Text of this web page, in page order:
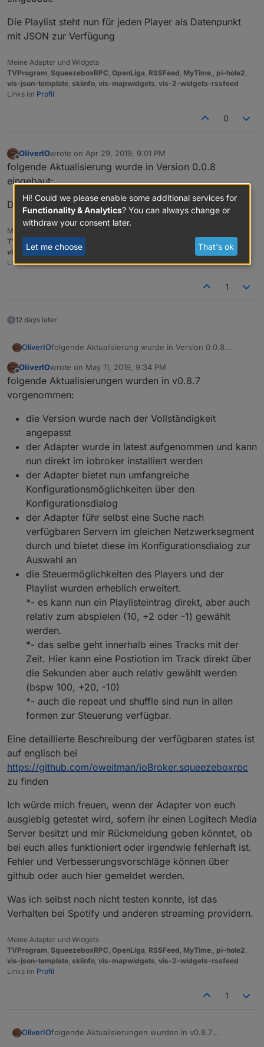
Die Playlist steht nun für jeden Player als Datenpunkt
mit JSON zur Verfügung
Meine Adapter und Widgets
TVProgram, SqueezeboxRPC, OpenLiga, RSSFeed, MyTime,, pi-hole2,
vis-json-template, skiinfo, vis-mapwidgets, vis-2-widgets-rssfeed
Links im Profil
0
Offline
OliverIOwrote on Apr 29, 2019, 9:01 PM
last edited by
folgende Aktualisierung wurde in Version 0.0.8
eingebaut:
Die Playlist als JSON-String hat nun mehr Attribute.
Meine Adapter und Widgets
TVProgram
MyTime pi-hole2
vis-json-template,skiinfo
vis-2-widgets-rssfeed
Links imProfil
1
12 days later
OliverIOfolgende Aktualisierung wurde in Version 0.0.8
Die Playlist als JSON-String hat nun mehr Attribute.
Offline
OliverIOwrote on May 11, 2019, 9:34 PM
last edited by
folgende Aktualisierungen wurden in v0.8.7
vorgenommen:
die Version wurde nach der Vollständigkeit
angepasst
der Adapter wurde in latest aufgenommen und kann
nun direkt im iobroker installiert werden
der Adapter bietet nun umfangreiche
Konfigurationsmöglichkeiten über den
Konfigurationsdialog
der Adapter führ selbst eine Suche nach
verfügbaren Servern im gleichen Netzwerksegment
durch und bietet diese im Konfigurationsdialog zur
Auswahl an
die Steuermöglichkeiten des Players und der
Playlist wurden erheblich erweitert.
*- es kann nun ein Playlisteintrag direkt, aber auch
relativ zum abspielen (10, +2 oder -1) gewählt
werden.
*- das selbe geht innerhalb eines Tracks mit der
Zeit. Hier kann eine Postiotion im Track direkt über
die Sekunden aber auch relativ gewählt werden
(bspw 100, +20, -10)
*- auch die repeat und shuffle sind nun in allen
formen zur Steuerung verfügbar.
Eine detaillierte Beschreibung der verfügbaren states ist
auf englisch bei
https://github.com/oweitman/ioBroker.squeezeboxrpc
zu finden
Ich würde mich freuen, wenn der Adapter von euch
ausgiebig getestet wird, sofern ihr einen Logitech Media
Server besitzt und mir Rückmeldung geben könntet, ob
bei euch alles funktioniert oder irgendwie fehlerhaft ist.
Fehler und Verbesserungsvorschläge können über
github oder auch hier gemeldet werden.
Was ich selbst noch nicht testen konnte, ist das
Verhalten bei Spotify und anderen streaming providern.
Meine Adapter und Widgets
TVProgram SqueezeboxRPC OpenLiga RSSFeed MyTime pi-hole2
vis-json-template skiinfo vis-mapwidgets vis-2-widgets-rssfeed
Links im Profil
1
OliverIOfolgende Aktualisierungen wurden in v0.8.7
Hi! Could we please enable some additional services for
Functionality & Analytics? You can always change or
withdraw your consent later.
Let me choose That's ok